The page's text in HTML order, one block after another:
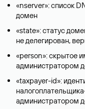
«nserver»: список
домен
«state»: статус
не делегирован,
«person»: скрытое
администратором
«taxpayer-id»:
администратором